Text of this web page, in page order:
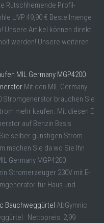
Rutschhemende Profil-
UVP 49,90 € Bestellmenge
Unsere Artikel können direkt
werden! Unsere weiteren
MIL Germany MGP4200
Mit den MIL Germany
Stromgenerator brauchen Sie
mehr kaufen. Mit diesen E
auf Benzin Basis
selber günstigen Strom.
machen Sie da wo Sie Ihn
Germany MGP4200
Stromerzeuger 230V mit E-
für Haus und ...
Bauchweggürtel AbGymnic
Nettopreis: 2,99